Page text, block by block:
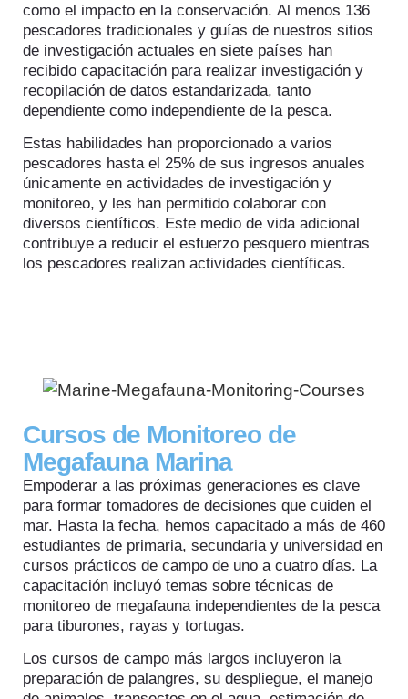
como el impacto en la conservación. Al menos 136
pescadores tradicionales y guías de nuestros sitios
de investigación actuales en siete países han
recibido capacitación para realizar investigación y
recopilación de datos estandarizada, tanto
dependiente como independiente de la pesca.
Estas habilidades han proporcionado a varios
pescadores hasta el 25% de sus ingresos anuales
únicamente en actividades de investigación y
monitoreo, y les han permitido colaborar con
diversos científicos. Este medio de vida adicional
contribuye a reducir el esfuerzo pesquero mientras
los pescadores realizan actividades científicas.
Cursos de Monitoreo de
Megafauna Marina
Empoderar a las próximas generaciones es clave
para formar tomadores de decisiones que cuiden el
mar. Hasta la fecha, hemos capacitado a más de 460
estudiantes de primaria, secundaria y universidad en
cursos prácticos de campo de uno a cuatro días. La
capacitación incluyó temas sobre técnicas de
monitoreo de megafauna independientes de la pesca
para tiburones, rayas y tortugas.
Los cursos de campo más largos incluyeron la
preparación de palangres, su despliegue, el manejo